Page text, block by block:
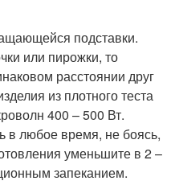
подставки.
или пирожки, то
расстоянии друг
из плотного теста
400 – 500 Вт.
в любое время, не боясь,
уменьшите в 2 –
запеканием.